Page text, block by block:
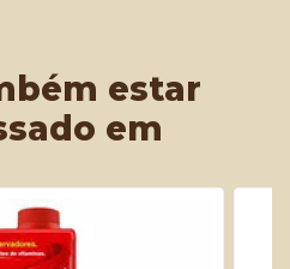
estar
em